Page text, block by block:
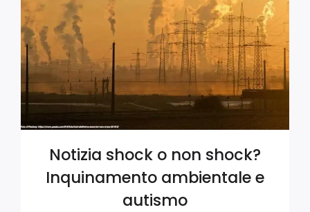
Notizia shock o non shock?
Inquinamento ambientale e
autismo